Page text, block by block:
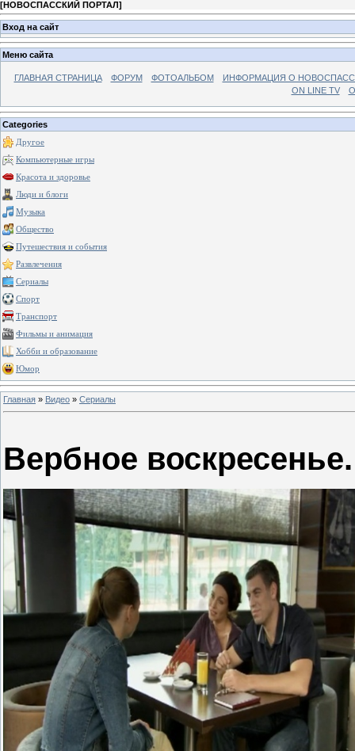
[НОВОСПАССКИЙ ПОРТАЛ]
Вход на сайт
Меню сайта
ГЛАВНАЯ СТРАНИЦА ФОРУМ ФОТОАЛЬБОМ
ИНФОРМАЦИЯ О
ON LINE TV
Categories
Другое
Компьютерные игры
Красота и здоровье
Люди и блоги
Музыка
Общество
Путешествия и события
Развлечения
Сериалы
Спорт
Транспорт
Фильмы и анимация
Хобби и образование
Юмор
Главная » Видео » Сериалы
Вербное